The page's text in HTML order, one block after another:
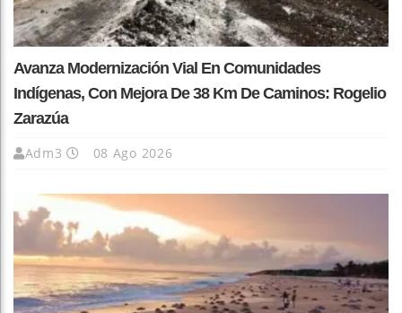
Avanza Modernización Vial En Comunidades
Indígenas, Con Mejora De 38 Km De Caminos: Rogelio
Zarazúa
Adm3 08 Ago 2026